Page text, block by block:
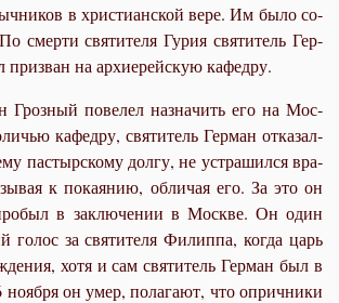
в хри­сти­ан­ской ве­ре. Им бы­ло со­
смер­ти свя­ти­те­ля Гу­рия свя­ти­тель Гер­
на ар­хи­ерей­скую ка­фед­ру.
Гроз­ный по­ве­лел на­зна­чить его на Мос­
ка­фед­ру, свя­ти­тель Гер­ман от­ка­зал­
пас­тыр­ско­му дол­гу, не устра­шил­ся вра­
к по­ка­я­нию, об­ли­чая его. За это он
в за­клю­че­нии в Москве. Он один
го­лос за свя­ти­те­ля Филип­па, ко­гда царь
хо­тя и сам свя­ти­тель Гер­ман был в
но­яб­ря он умер, по­ла­га­ют, что оприч­ни­ки